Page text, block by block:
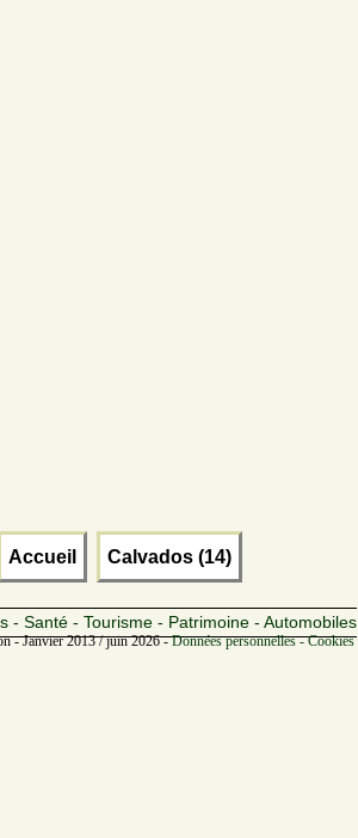
Accueil Calvados (14)
- Santé - Tourisme - Patrimoine - Automobiles
- Janvier 2013 / juin 2026 -Données personnelles -